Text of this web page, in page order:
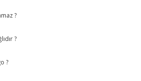
?
?
?